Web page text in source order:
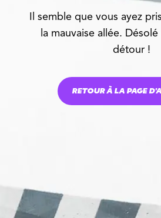
Il semble que vous ayez
la mauvaise allée.
détour !
RETOUR À LA PAGE